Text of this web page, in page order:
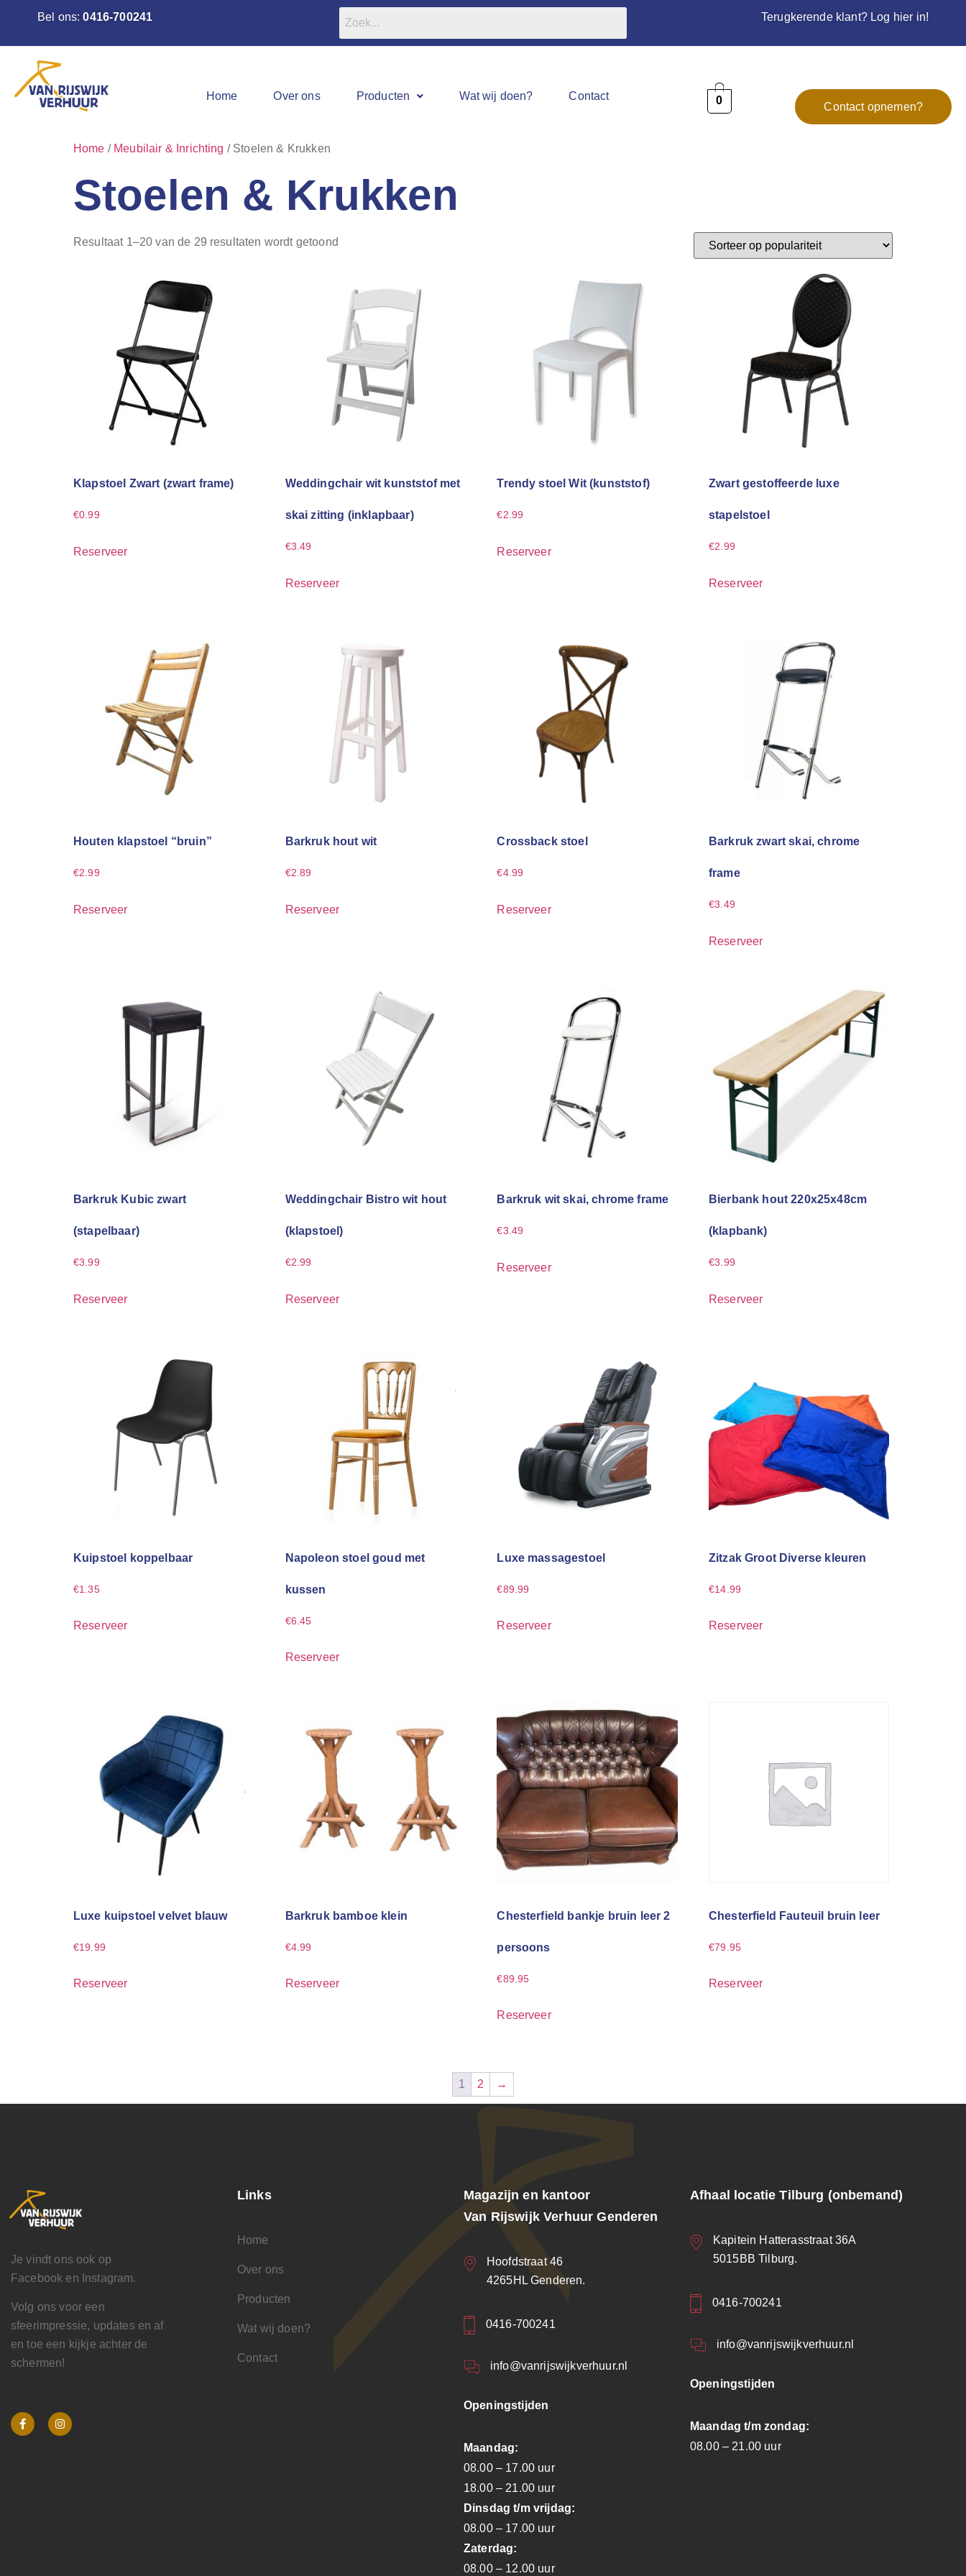
Bel ons:0416-700241 Terugkerende klant? Log hier in!
Home Over ons Producten Wat wij doen? Contact 0
Contact opnemen?
Home / Meubilair & Inrichting / Stoelen & Krukken
Stoelen & Krukken
Resultaat 1–20 van de 29 resultaten wordt getoond
Klapstoel Zwart (zwart frame)
€0.99
Reserveer
Weddingchair wit kunststof met
skai zitting (inklapbaar)
€3.49
Reserveer
Trendy stoel Wit (kunststof)
€2.99
Reserveer
Zwart gestoffeerde luxe
stapelstoel
€2.99
Reserveer
Houten klapstoel “bruin”
€2.99
Reserveer
Barkruk hout wit
€2.89
Reserveer
Crossback stoel
€4.99
Reserveer
Barkruk zwart skai, chrome
frame
€3.49
Reserveer
Barkruk Kubic zwart
(stapelbaar)
€3.99
Reserveer
Weddingchair Bistro wit hout
(klapstoel)
€2.99
Reserveer
Barkruk wit skai, chrome frame
€3.49
Reserveer
Bierbank hout 220x25x48cm
(klapbank)
€3.99
Reserveer
Kuipstoel koppelbaar
€1.35
Reserveer
Napoleon stoel goud met
kussen
€6.45
Reserveer
Luxe massagestoel
€89.99
Reserveer
Zitzak Groot Diverse kleuren
€14.99
Reserveer
Luxe kuipstoel velvet blauw
€19.99
Reserveer
Barkruk bamboe klein
€4.99
Reserveer
Chesterfield bankje bruin leer 2
persoons
€89.95
Reserveer
Chesterfield Fauteuil bruin leer
€79.95
Reserveer
1 2 →
Je vindt ons ook op
Facebook en Instagram.
Volg ons voor een
sfeerimpressie, updates en af
en toe een kijkje achter de
schermen!
Links
Home
Over ons
Producten
Wat wij doen?
Contact
Magazijn en kantoor
Van Rijswijk Verhuur Genderen
Hoofdstraat 46
4265HL Genderen.
0416-700241
info@vanrijswijkverhuur.nl
Openingstijden
Maandag:
08.00 – 17.00 uur
18.00 – 21.00 uur
Dinsdag t/m vrijdag:
08.00 – 17.00 uur
Zaterdag:
08.00 – 12.00 uur
Afhaal locatie Tilburg (onbemand)
Kapitein Hatterasstraat 36A
5015BB Tilburg.
0416-700241
info@vanrijswijkverhuur.nl
Openingstijden
Maandag t/m zondag:
08.00 – 21.00 uur